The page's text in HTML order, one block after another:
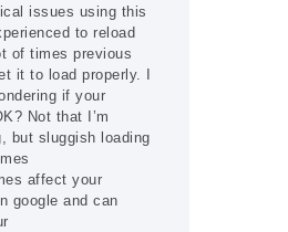
issues using this
to reload
of times previous
it to load properly. I
if your
Not that I’m
but sluggish loading
affect your
google and can